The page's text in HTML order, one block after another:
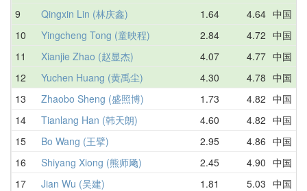
9 Qingxin Lin (林庆鑫) 1.64 4.64 中国
10 Yingcheng Tong (童映程) 2.84 4.72 中国
11 Xianjie Zhao (赵显杰) 4.07 4.77 中国
12 Yuchen Huang (黄禹尘) 4.30 4.78 中国
13 Zhaobo Sheng (盛照博) 1.73 4.82 中国
14 Tianlang Han (韩天朗) 4.60 4.82 中国
15 Bo Wang (王擘) 2.95 4.86 中国
16 Shiyang Xiong (熊师飏) 2.45 4.90 中国
17 Jian Wu (吴建) 1.81 5.03 中国